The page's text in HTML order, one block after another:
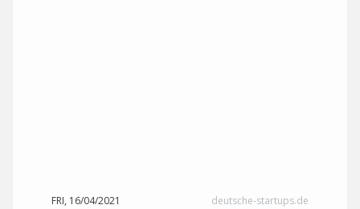
FRI, 16/04/2021 deutsche-startups.de